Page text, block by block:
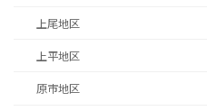
上尾地区
上平地区
原市地区